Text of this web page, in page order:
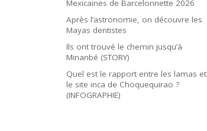
Mexicaines de Barcelonnette 2026
Après l’astronomie, on découvre les
Mayas dentistes
Ils ont trouvé le chemin jusqu’à
Minanbé (STORY)
Quel est le rapport entre les lamas et
le site inca de Choquequirao ?
(INFOGRAPHIE)